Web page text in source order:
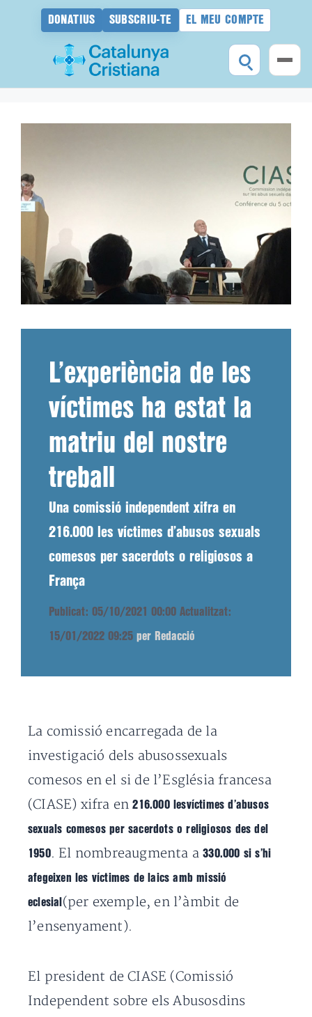
DONATIUS SUBSCRIU-TE EL MEU COMPTE
L’experiència de les
víctimes ha estat la
matriu del nostre
treball
Una comissió independent xifra en
216.000 les víctimes d’abusos sexuals
comesos per sacerdots o religiosos a
França
Publicat: 05/10/2021 00:00 Actualitzat:
15/01/2022 09:25 per Redacció
La comissió encarregada de la
investigació dels abusossexuals
comesos en el si de l’Església francesa
(CIASE) xifra en216.000 lesvíctimes d’abusos
sexuals comesos per sacerdots o religiosos des del
1950. El nombreaugmenta a330.000 si s’hi
afegeixen les víctimes de laics amb missió
eclesial (per exemple, en l’àmbit de
l’ensenyament).
El president de CIASE (Comissió
Independent sobre els Abusosdins